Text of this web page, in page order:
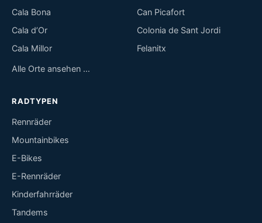
Cala Bona
Cala d’Or
Cala Millor
Can Picafort
Colonia de Sant Jordi
Felanitx
Alle Orte ansehen …
RADTYPEN
Rennräder
Mountainbikes
E-Bikes
E-Rennräder
Kinderfahrräder
Tandems